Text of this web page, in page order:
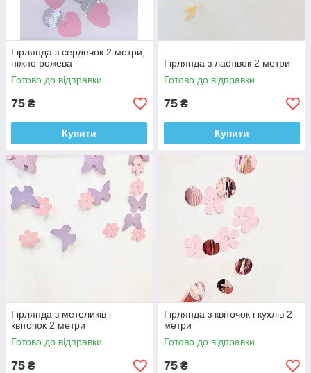
Гірлянда з сердечок 2 метри,
ніжно рожева
Готово до відправки
75 ₴
Купити
Гірлянда з ластівок 2 метри
Готово до відправки
75 ₴
Купити
Гірлянда з метеликів і
квіточок 2 метри
Готово до відправки
75 ₴
Гірлянда з квіточок і кухлів 2
метри
Готово до відправки
75 ₴